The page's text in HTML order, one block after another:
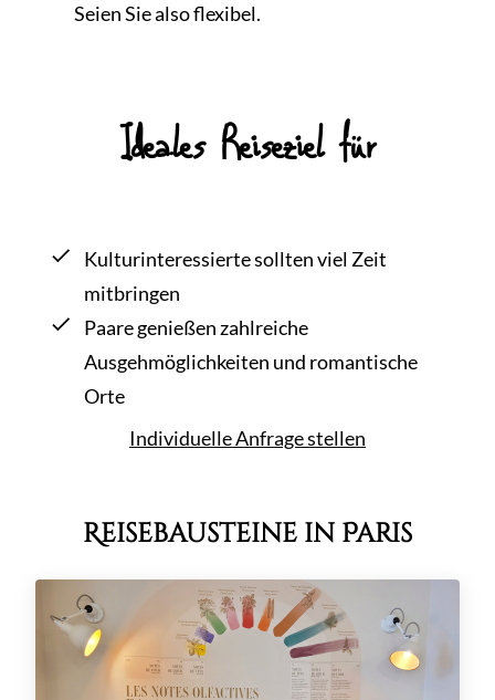
Seien Sie also flexibel.
Ideales Reiseziel für
Kulturinteressierte sollten viel Zeit
mitbringen
Paare genießen zahlreiche
Ausgehmöglichkeiten und romantische
Orte
Individuelle Anfrage stellen
Reisebausteine in Paris